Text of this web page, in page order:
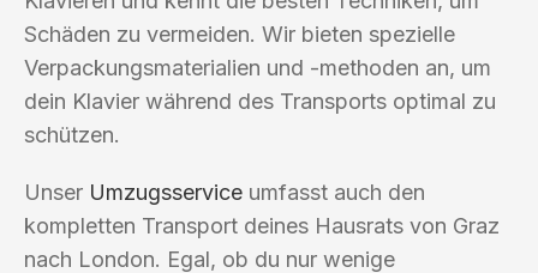
Schäden zu vermeiden. Wir bieten spezielle
Verpackungsmaterialien und -methoden an, um
dein Klavier während des Transports optimal zu
schützen.
Unser Umzugsservice umfasst auch den
kompletten Transport deines Hausrats von Graz
nach London. Egal, ob du nur wenige